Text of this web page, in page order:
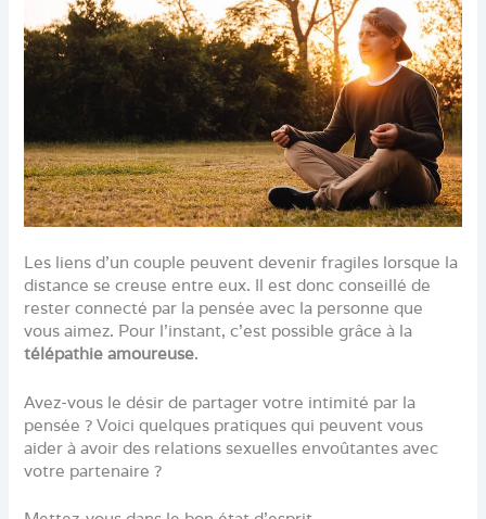
Les liens d’un couple peuvent devenir fragiles lorsque la
distance se creuse entre eux. Il est donc conseillé de
rester connecté par la pensée avec la personne que
vous aimez. Pour l’instant, c’est possible grâce à la
télépathie amoureuse.
Avez-vous le désir de partager votre intimité par la
pensée ? Voici quelques pratiques qui peuvent vous
aider à avoir des relations sexuelles envoûtantes avec
votre partenaire ?